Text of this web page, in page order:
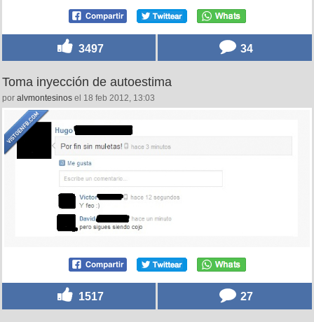
3497 34
Toma inyección de autoestima
por alvmontesinos el 18 feb 2012, 13:03
1517 27